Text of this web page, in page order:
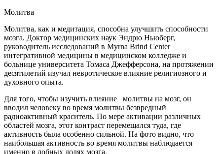
Молитва
Молитва, как и медитация, способна улучшить способности
мозга. Доктор медицинских наук Эндрю Ньюберг,
руководитель исследований в Myrna Brind Center
интегративной медицины в медицинском колледже и
больнице университета Томаса Джефферсона, на протяжении
десятилетий изучал невротическое влияние религиозного и
духовного опыта.
Для того, чтобы изучить влияние молитвы на мозг, он
вводил человеку во время молитвы безвредный
радиоактивный краситель. По мере активации различных
областей мозга, этот контраст перемещался туда, где
активность была особенно сильной. На фото видно, что
наибольшая активность во время молитвы наблюдается
именно в лобных долях мозга.